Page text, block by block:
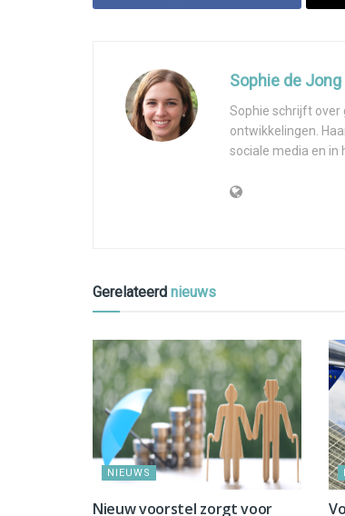
Sophie de Jong
Sophie schrijft over
ontwikkelingen.
sociale media en in
Gerelateerd nieuws
NIEUWS
Nieuw voorstel zorgt voor